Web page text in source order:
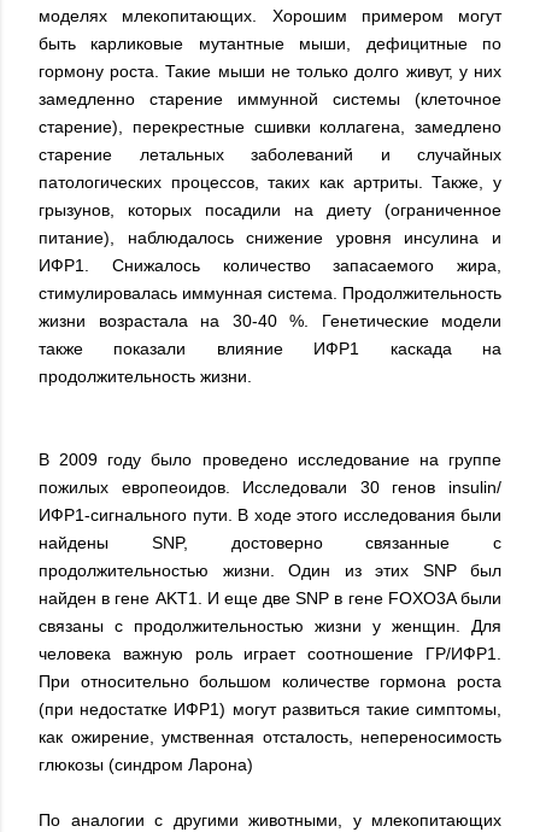
моделях млекопитающих. Хорошим примером могут
быть карликовые мутантные мыши, дефицитные по
гормону роста. Такие мыши не только долго живут, у них
замедленно старение иммунной системы (клеточное
старение), перекрестные сшивки коллагена, замедлено
старение летальных заболеваний и случайных
патологических процессов, таких как артриты. Также, у
грызунов, которых посадили на диету (ограниченное
питание), наблюдалось снижение уровня инсулина и
ИФР1. Снижалось количество запасаемого жира,
стимулировалась иммунная система. Продолжительность
жизни возрастала на 30-40 %. Генетические модели
также показали влияние ИФР1 каскада на
продолжительность жизни.
В 2009 году было проведено исследование на группе
пожилых европеоидов. Исследовали 30 генов insulin/
ИФР1-сигнального пути. В ходе этого исследования были
найдены SNP, достоверно связанные с
продолжительностью жизни. Один из этих SNP был
найден в гене AKT1. И еще две SNP в гене FOXO3A были
связаны с продолжительностью жизни у женщин. Для
человека важную роль играет соотношение ГР/ИФР1.
При относительно большом количестве гормона роста
(при недостатке ИФР1) могут развиться такие симптомы,
как ожирение, умственная отсталость, непереносимость
глюкозы (синдром Ларона)
По аналогии с другими животными, у млекопитающих